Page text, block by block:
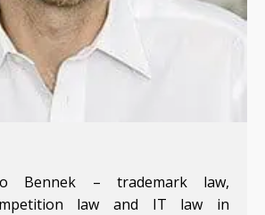
Bennek – trademark law,
law and IT law in